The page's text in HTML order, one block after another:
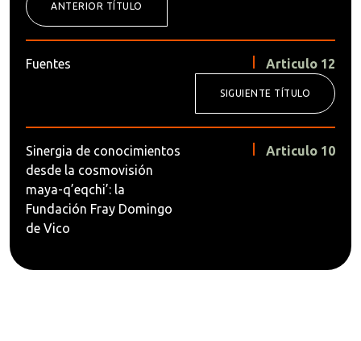
ANTERIOR TÍTULO
Fuentes Articulo 12
SIGUIENTE TÍTULO
Sinergia de conocimientos
desde la cosmovisión
maya-q’eqchi’: la
Fundación Fray Domingo
de Vico
Articulo 10